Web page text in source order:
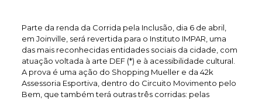
Parte da renda da Corrida pela Inclusão, dia 6 de abril,
em Joinville, será revertida para o Instituto IMPAR, uma
das mais reconhecidas entidades sociais da cidade, com
atuação voltada à arte DEF (*) e à acessibilidade cultural.
A prova é uma ação do Shopping Mueller e da 42k
Assessoria Esportiva, dentro do Circuito Movimento pelo
Bem, que também terá outras três corridas: pelas